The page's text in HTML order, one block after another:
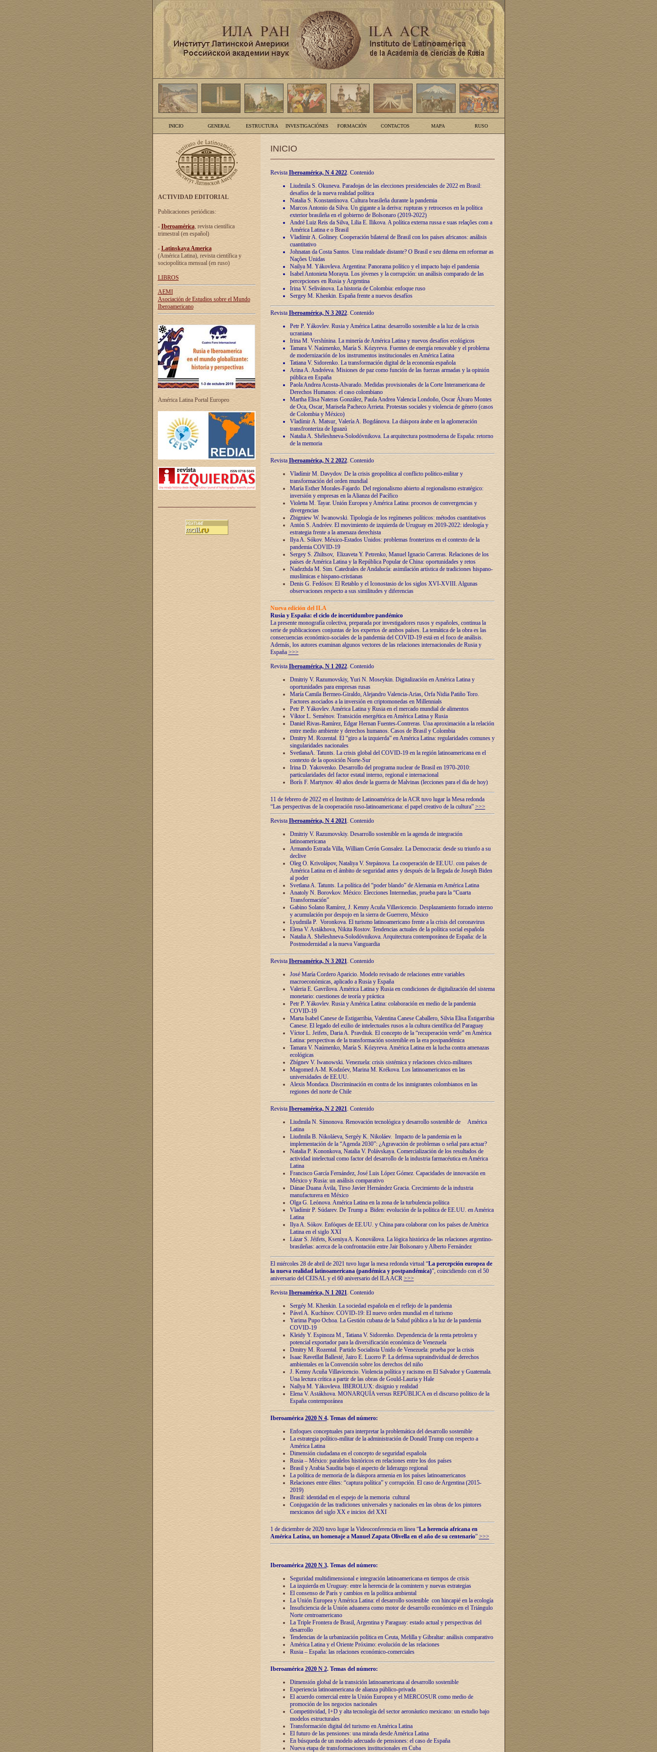
INICIO GENERAL ESTRUCTURA INVESTIGACIÓNES FORMACIÓN CONTACTOS MAPA RUSO
ACTIVIDAD EDITORIAL
Publicaciones periódicas:
- Iberoamérica, revista científica
trimestral (en español)
- Latinskaya America
(América Latina), revista científica y
sociopolítica mensual (en ruso)
LIBROS
AEMI
Asociación de Estudios sobre el Mundo
Iberoamericano
América Latina Portal Europeo
INICIO
Revista Iberoamérica, N 4 2022. Contenido
Liudmila S. Okuneva. Paradojas de las elecciones presidenciales de 2022 en Brasil:
desafíos de la nueva realidad política
Natalia S. Konstantínova. Cultura brasileña durante la pandemia
Marcos Antonio da Silva. Un gigante a la deriva: rupturas y retrocesos en la política
exterior brasileña en el gobierno de Bolsonaro (2019-2022)
André Luiz Reis da Silva, Lilia E. Ilikova. A política externa russa e suas relações com a
América Latina e o Brasil
Vladímir A. Goliney. Cooperación bilateral de Brasil con los países africanos: análisis
cuantitativo
Johnatan da Costa Santos. Uma realidade distante? O Brasil e seu dilema em reformar as
Nações Unidas
Nailya M. Yákovleva. Argentina: Panorama político y el impacto bajo el pandemia
Isabel Antonieta Morayta. Los jóvenes y la corrupción: un análisis comparado de las
percepciones en Rusia y Argentina
Irina V. Selivánova. La historia de Colombia: enfoque ruso
Sergey M. Khenkin. España frente a nuevos desafíos
Revista Iberoamérica, N 3 2022. Contenido
Petr P. Yákovlev. Rusia y América Latina: desarrollo sostenible a la luz de la crisis
ucraniana
Irina M. Vershínina. La minería de América Latina y nuevos desafíos ecológicos
Tamara V. Naúmenko, María S. Kózyreva. Fuentes de energía renovable y el problema
de modernización de los instrumentos institucionales en América Latina
Tatiana V. Sidorenko. La transformación digital de la economía española
Arina A. Andréeva. Misiones de paz como función de las fuerzas armadas y la opinión
pública en España
Paola Andrea Acosta-Alvarado. Medidas provisionales de la Corte Interamericana de
Derechos Humanos: el caso colombiano
Martha Elisa Nateras González, Paula Andrea Valencia Londoño, Oscar Álvaro Montes
de Oca, Oscar, Marisela Pacheco Arrieta. Protestas sociales y violencia de género (casos
de Colombia y México)
Vladímir A. Matsur, Valería A. Bogdánova. La diáspora árabe en la aglomeración
transfronteriza de Iguazú
Natalia A. Shéleshneva-Solodóvnikova. La arquitectura postmoderna de España: retorno
de la memoria
Revista Iberoamérica, N 2 2022. Contenido
Vladímir M. Davydov. De la crisis geopolítica al conflicto político-militar y
transformación del orden mundial
María Esther Morales-Fajardo. Del regionalismo abierto al regionalismo estratégico:
inversión y empresas en la Alianza del Pacífico
Violetta M. Tayar. Unión Europea y América Latina: procesos de convergencias y
divergencias
Zbigniew W. Iwanowski. Tipología de los regímenes políticos: métodos cuantitativos
Antón S. Andréev. El movimiento de izquierda de Uruguay en 2019-2022: ideología y
estrategia frente a la amenaza derechista
Ilya A. Sókov. México-Estados Unidos: problemas fronterizos en el contexto de la
pandemia COVID-19
Sergey S. Zhiltsov, Elizaveta Y. Petrenko, Manuel Ignacio Carreras. Relaciones de los
países de América Latina y la República Popular de China: oportunidades y retos
Nadezhda M. Sim. Catedrales de Andalucía: asimilación artística de tradiciones hispano-
muslímicas e hispano-cristianas
Denis G. Fedósov. El Retablo y el Iconostasio de los siglos XVI-XVIII. Algunas
observaciones respecto a sus similitudes y diferencias
Nueva edición del ILA
Rusia y España: el ciclo de incertidumbre pandémico
La presente monografía colectiva, preparada por investigadores rusos y españoles, continua la
serie de publicaciones conjuntas de los expertos de ambos países. La temática de la obra es las
consecuencias económico-sociales de la pandemia del COVID-19 está en el foco de análisis.
Además, los autores examinan algunos vectores de las relaciones internacionales de Rusia y
España >>>
Revista Iberoamérica, N 1 2022. Contenido
Dmitriy V. Razumovskiy, Yuri N. Moseykin. Digitalización en América Latina y
oportunidades para empresas rusas
María Camila Bermeo-Giraldo, Alejandro Valencia-Arias, Orfa Nidia Patiño Toro.
Factores asociados a la inversión en criptomonedas en Millennials
Petr P. Yákovlev. América Latina y Rusia en el mercado mundial de alimentos
Víktor L. Seménov. Transición energética en América Latina y Rusia
Daniel Rivas-Ramírez, Edgar Hernan Fuentes-Contreras. Una aproximación a la relación
entre medio ambiente y derechos humanos. Casos de Brasil y Colombia
Dmitry M. Rozental. El “giro a la izquierda” en América Latina: regularidades comunes y
singularidades nacionales
SvetlanaA. Tatunts. La crisis global del COVID-19 en la región latinoamericana en el
contexto de la oposición Norte-Sur
Irina D. Yakovenko. Desarrollo del programa nuclear de Brasil en 1970-2010:
particularidades del factor estatal interno, regional e internacional
Borís F. Martynov. 40 años desde la guerra de Malvinas (lecciones para el día de hoy)
11 de febrero de 2022 en el Instituto de Latinoamérica de la ACR tuvo lugar la Mesa redonda
“Las perspectivas de la cooperación ruso-latinoamericana: el papel creativo de la cultura” >>>
Revista Iberoamérica, N 4 2021. Contenido
Dmitriy V. Razumovskiy. Desarrollo sostenible en la agenda de integración
latinoamericana
Armando Estrada Villa, William Cerón Gonsalez. La Democracia: desde su triunfo a su
declive
Oleg O. Krivolápov, Nataliya V. Stepánova. La cooperación de EE.UU. con países de
América Latina en el ámbito de seguridad antes y después de la llegada de Joseph Biden
al poder
Svetlana A. Tatunts. La política del “poder blando” de Alemania en América Latina
Anatoly N. Borovkov. México: Elecciones Intermedias, prueba para la “Cuarta
Transformación”
Gabino Solano Ramírez, J. Kenny Acuña Villavicencio. Desplazamiento forzado interno
y acumulación por despojo en la sierra de Guerrero, México
Lyudmila P. Voronkova. El turismo latinoamericano frente a la crisis del coronavirus
Elena V. Astákhova, Nikita Rostov. Tendencias actuales de la política social española
Natalia A. Shéleshneva-Solodóvnikova. Arquitectura contemporánea de España: de la
Postmodernidad a la nueva Vanguardia
Revista Iberoamérica, N 3 2021. Contenido
José María Cordero Aparicio. Modelo revisado de relaciones entre variables
macroeconómicas, aplicado a Rusia y España
Valeria E. Gavrílova. América Latina y Rusia en condiciones de digitalización del sistema
monetario: cuestiones de teoría y práctica
Petr P. Yákovlev. Rusia y América Latina: colaboración en medio de la pandemia
COVID-19
Marta Isabel Canese de Estigarribia, Valentina Canese Caballero, Silvia Elisa Estigarribia
Canese. El legado del exilio de intelectuales rusos a la cultura científica del Paraguay
Víctor L. Jeifets, Daria A. Pravdiuk. El concepto de la “recuperación verde” en América
Latina: perspectivas de la transformación sostenible en la era postpandémica
Tamara V. Naúmenko, María S. Kózyreva. América Latina en la lucha contra amenazas
ecológicas
Zbígnev V. Iwanowski. Venezuela: crisis sistémica y relaciones cívico-militares
Magomed A-M. Kodzóev, Marina M. Krékova. Los latinoamericanos en las
universidades de EE.UU.
Alexis Mondaca. Discriminación en contra de los inmigrantes colombianos en las
regiones del norte de Chile
RevistaIberoamérica, N 2 2021. Contenido
Liudmila N. Símonova. Renovaciόn tecnolόgica y desarrollo sostenible de América
Latina
Liudmila B. Nikoláeva, Sergéy K. Nikoláev. Impacto de la pandemia en la
implementaciόn de la “Agenda 2030”: ¿Agravaciόn de problemas o señal para actuar?
Natalia P. Kononkova, Natalia V. Polávskaya. Comercializaciόn de los resultados de
actividad intelectual como factor del desarrollo de la industria farmacéutica en América
Latina
Francisco García Fernández, José Luis López Gómez. Capacidades de innovaciόn en
México y Rusia: un análisis comparativo
Dánae Duana Ávila, Tirso Javier Hernández Gracia. Crecimiento de la industria
manufacturera en México
Olga G. Leόnova. América Latina en la zona de la turbulencia política
Vladímir P. Súdarev. De Trump a Biden: evoluciόn de la política de EE.UU. en América
Latina
Ilya A. Sόkov. Enfόques de EE.UU. y China para colaborar con los países de Amèrica
Latina en el siglo XXI
Lázar S. Jéifets, Kseniya A. Konoválova. La lόgica histόrica de las relaciones argentino-
brasileñas: acerca de la confrontaciόn entre Jair Bolsonaro y Alberto Fernández
El miércoles 28 de abril de 2021 tuvo lugar la mesa redonda virtual “La percepción europea de
la nueva realidad latinoamericana (pandémica y postpandémica)”, coincidiendo con el 50
aniversario del CEISAL y el 60 aniversario del ILA ACR >>>
Revista Iberoamérica, N 1 2021. Contenido
Sergéy M. Khenkin. La sociedad española en el reflejo de la pandemia
Pável A. Kuchínov. COVID-19: El nuevo orden mundial en el turismo
Yarima Pupo Ochoa. La Gestión cubana de la Salud pública a la luz de la pandemia
COVID-19
Kleidy Y. Espinoza M., Tatiana V. Sidorenko. Dependencia de la renta petrolera y
potencial exportador para la diversificación económica de Venezuela
Dmitry M. Rozental. Partido Socialista Unido de Venezuela: prueba por la crisis
Isaac Ravetllat Ballesté, Jairo E. Lucero P. La defensa supraindividual de derechos
ambientales en la Convención sobre los derechos del niño
J. Kenny Acuña Villavicencio. Violencia política y racismo en El Salvador y Guatemala.
Una lectura crítica a partir de las obras de Gould-Lauria y Hale
Naílya M. Yákovleva. IBEROLUX: disignio y realidad
Elena V. Astákhova. MONARQUÍA versus REPÚBLICA en el discurso político de la
España contemporánea
Iberoamérica 2020 N 4. Temas del número:
Enfoques conceptuales para interpretar la problemática del desarrollo sostenible
La estrategia político-militar de la administración de Donald Trump con respecto a
América Latina
Dimensión ciudadana en el concepto de seguridad española
Rusia – México: paralelos históricos en relaciones entre los dos países
Brasil y Arabia Saudita bajo el aspecto de liderazgo regional
La política de memoria de la diáspora armenia en los países latinoamericanos
Relaciones entre élites: “captura política” y corrupción. El caso de Argentina (2015-
2019)
Brasil: identidad en el espejo de la memoria cultural
Conjugación de las tradiciones universales y nacionales en las obras de los pintores
mexicanos del siglo XX e inicios del XXI
1 de diciembre de 2020 tuvo lugar la Videoconferencia en línea “La herencia africana en
América Latina, un homenaje a Manuel Zapata Olivella en el año de su centenario” >>>
Iberoamérica 2020 N 3.Temas del número:
Seguridad multidimensional e integración latinoamericana en tiempos de crisis
La izquierda en Uruguay: entre la herencia de lа comintern y nuevas estrategias
El consenso de París y cambios en la política ambiental
La Unión Europea y América Latina: el desarrollo sostenible con hincapié en la ecología
Insuficiencia de la Unión aduanera como motor de desarrollo económico en el Triángulo
Norte centroamericano
La Triple Frontera de Brasil, Argentina y Paraguay: estado actual y perspectivas del
desarrollo
Tendencias de la urbanización política en Ceuta, Melilla y Gibraltar: análisis comparativo
América Latina y el Oriente Próximo: evolución de las relaciones
Rusia – España: las relaciones económico-comerciales
Iberoamérica 2020 N 2.Temas del número:
Dimensión global de la transición latinoamericana al desarrollo sostenible
Experiencia latinoamericana de alianza público-privada
El acuerdo comercial entre la Unión Europea y el MERCOSUR como medio de
promoción de los negocios nacionales
Competitividad, I+D y alta tecnología del sector aeronáutico mexicano: un estudio bajo
modelos estructurales
Transformación digital del turismo en América Latina
El futuro de las pensiones: una mirada desde América Latina
En búsqueda de un modelo adecuado de pensiones: el caso de España
Nueva etapa de transformaciones institucionales en Cuba